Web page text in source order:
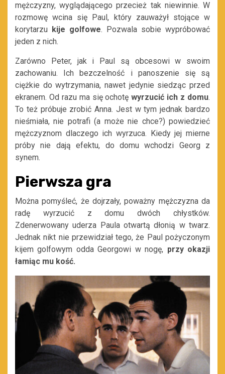
mężczyzny, wyglądającego przecież tak niewinnie. W
rozmowę wcina się Paul, który zauważył stojące w
korytarzu
kije golfowe. Pozwala sobie wypróbować
jeden z nich.
Zarówno Peter, jak i Paul są obcesowi w swoim
zachowaniu. Ich bezczelność i panoszenie się są
ciężkie do wytrzymania, nawet jedynie siedząc przed
ekranem. Od razu ma się ochotęwyrzucić ich z domu.
To też próbuje zrobić Anna. Jest w tym jednak bardzo
nieśmiała, nie potrafi (a może nie chce?) powiedzieć
mężczyznom dlaczego ich wyrzuca. Kiedy jej mierne
próby nie dają efektu, do domu wchodzi Georg z
synem.
Pierwsza gra
Można pomyśleć, że dojrzały, poważny mężczyzna da
radę wyrzucić z domu dwóch chłystków.
Zdenerwowany uderza Paula otwartą dłonią w twarz.
Jednak nikt nie przewidział tego, że Paul pożyczonym
kijem golfowym odda Georgowi w nogę, przy okazji
łamiąc mu kość.